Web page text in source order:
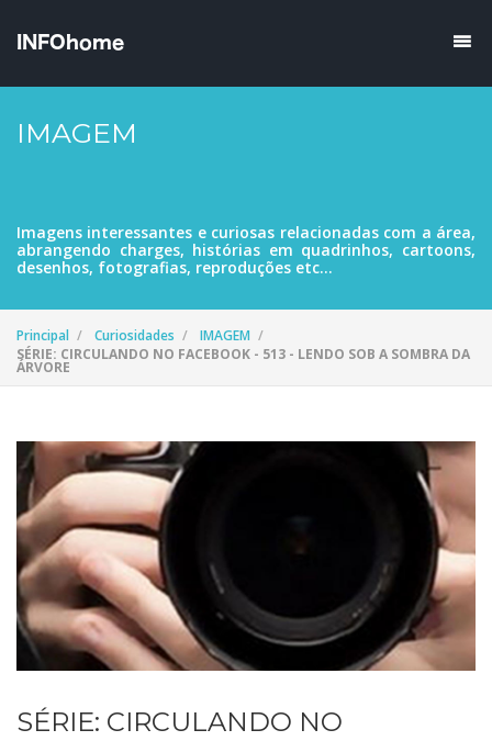
IMAGEM
Imagens interessantes e curiosas relacionadas com a área,
abrangendo charges, histórias em quadrinhos, cartoons,
desenhos, fotografias, reproduções etc...
Principal Curiosidades
IMAGEM
SÉRIE: CIRCULANDO NO FACEBOOK - 513 - LENDO SOB A SOMBRA DA
ÁRVORE
SÉRIE: CIRCULANDO NO